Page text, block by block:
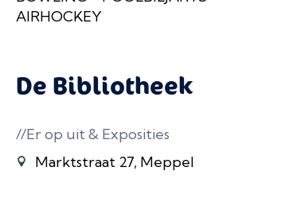
AIRHOCKEY
De Bibliotheek
//Er op uit & Exposities
Marktstraat 27, Meppel